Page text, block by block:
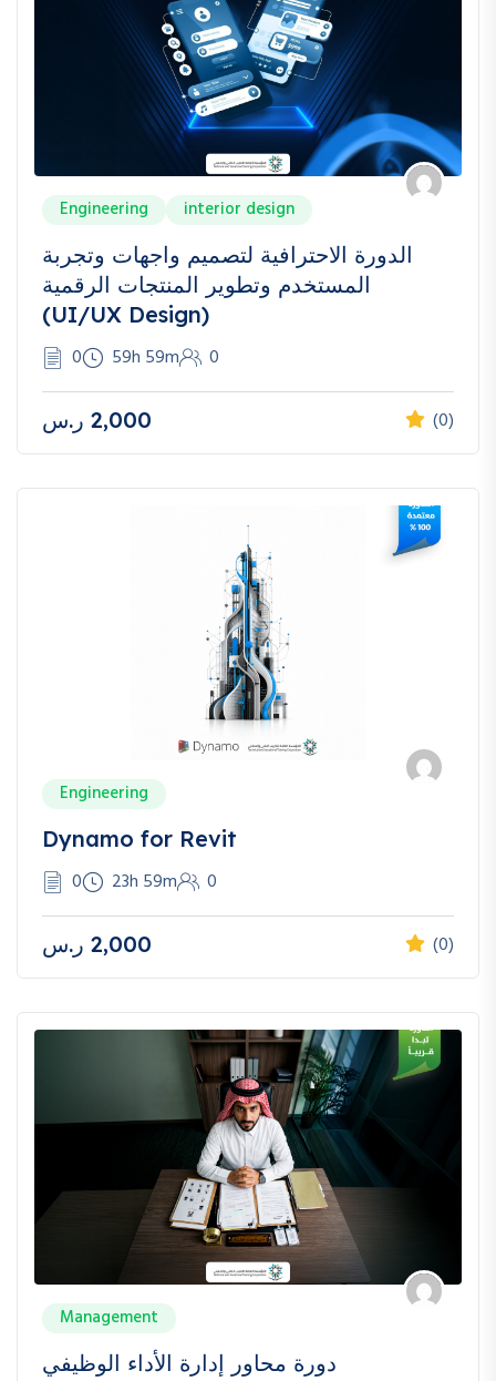
Engineering interior design
الدورة الاحترافية لتصميم واجهات وتجربة
المستخدم وتطوير المنتجات الرقمية
(UI/UX Design)
0 59h 59m 0
2,000 ر.س (0)
Engineering
Dynamo for Revit
0 23h 59m 0
2,000 ر.س (0)
Management
دورة محاور إدارة الأداء الوظيفي